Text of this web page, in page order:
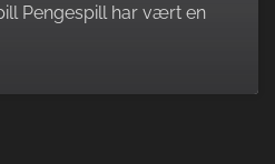
Pengespill har vært en